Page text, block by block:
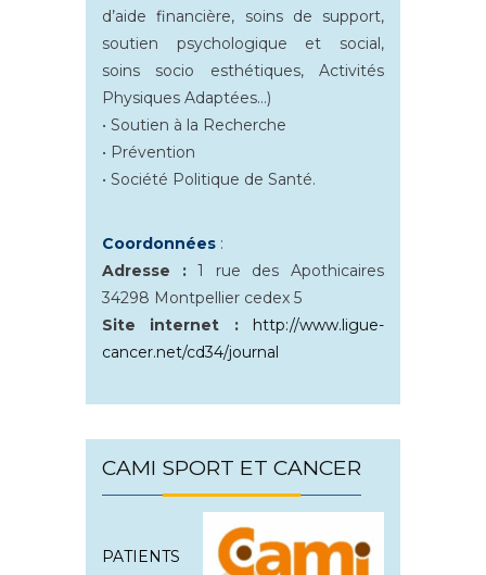
d’aide financière, soins de support,
soutien psychologique et social,
soins socio esthétiques, Activités
Physiques Adaptées…)
• Soutien à la Recherche
• Prévention
• Société Politique de Santé.
Coordonnées :
Adresse :1 rue des Apothicaires
34298 Montpellier cedex 5
Site internet :
http://www.ligue-
cancer.net/cd34/journal
CAMI SPORT ET CANCER
PATIENTS